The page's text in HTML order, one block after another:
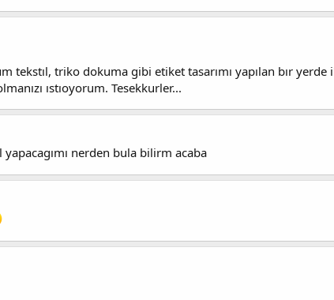
triko dokuma gibi etiket tasarımı yapılan bır yerde
ıstıoyorum. Tesekkurler...
yapacagımı nerden bula bilirm acaba